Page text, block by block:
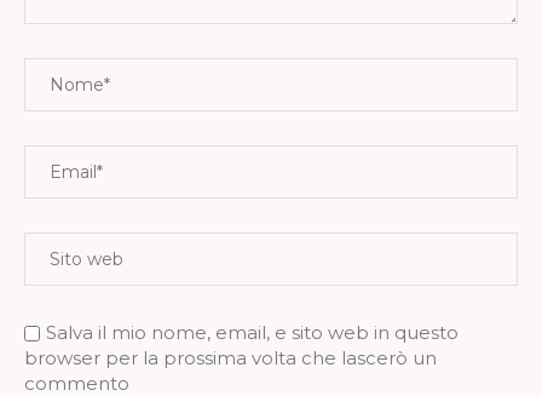
Salva il mio nome, email, e sito web in questo
browser per la prossima volta che lascerò un
commento